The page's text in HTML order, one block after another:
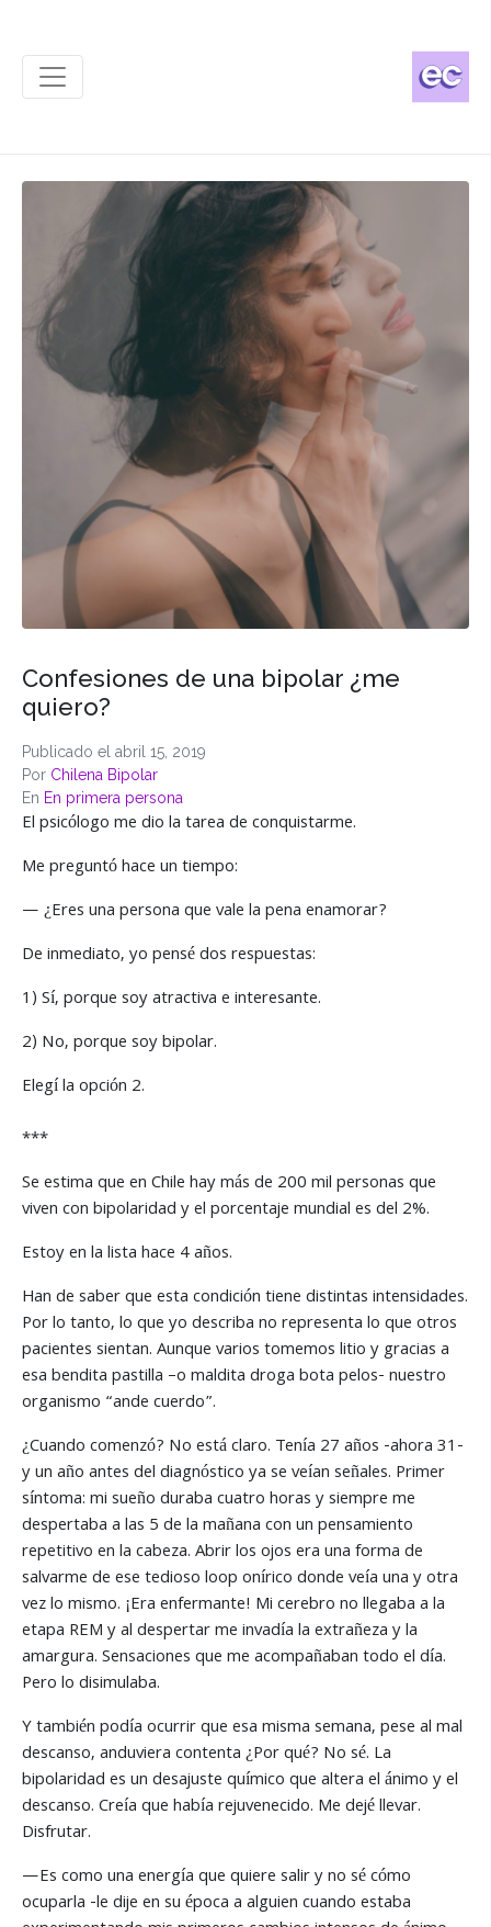
Publicado el abril 15, 2019
Por Chilena Bipolar
En En primera persona
Confesiones de una bipolar ¿me
quiero?
El psicólogo me dio la tarea de conquistarme.
Me preguntó hace un tiempo:
— ¿Eres una persona que vale la pena enamorar?
De inmediato, yo pensé dos respuestas:
1) Sí, porque soy atractiva e interesante.
2) No, porque soy bipolar.
Elegí la opción 2.
***
Se estima que en Chile hay más de 200 mil personas que
viven con bipolaridad y el porcentaje mundial es del 2%.
Estoy en la lista hace 4 años.
Han de saber que esta condición tiene distintas intensidades.
Por lo tanto, lo que yo describa no representa lo que otros
pacientes sientan. Aunque varios tomemos litio y gracias a
esa bendita pastilla –o maldita droga bota pelos- nuestro
organismo “ande cuerdo”.
¿Cuando comenzó? No está claro. Tenía 27 años -ahora 31-
y un año antes del diagnóstico ya se veían señales. Primer
síntoma: mi sueño duraba cuatro horas y siempre me
despertaba a las 5 de la mañana con un pensamiento
repetitivo en la cabeza. Abrir los ojos era una forma de
salvarme de ese tedioso loop onírico donde veía una y otra
vez lo mismo. ¡Era enfermante! Mi cerebro no llegaba a la
etapa REM y al despertar me invadía la extrañeza y la
amargura. Sensaciones que me acompañaban todo el día.
Pero lo disimulaba.
Y también podía ocurrir que esa misma semana, pese al mal
descanso, anduviera contenta ¿Por qué? No sé. La
bipolaridad es un desajuste químico que altera el ánimo y el
descanso. Creía que había rejuvenecido. Me dejé llevar.
Disfrutar.
—Es como una energía que quiere salir y no sé cómo
ocuparla -le dije en su época a alguien cuando estaba